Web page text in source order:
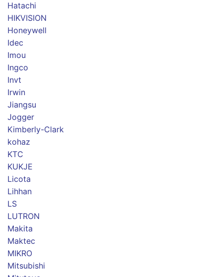
Hatachi
HIKVISION
Honeywell
Idec
Imou
Ingco
Invt
Irwin
Jiangsu
Jogger
Kimberly-Clark
kohaz
KTC
KUKJE
Licota
Lihhan
LS
LUTRON
Makita
Maktec
MIKRO
Mitsubishi